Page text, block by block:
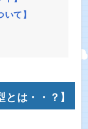
て】
とは・・？】